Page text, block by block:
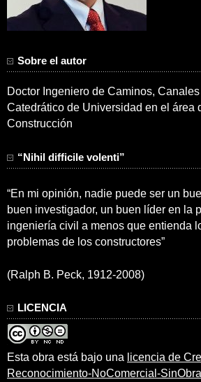
Sobre el autor
Doctor Ingeniero de Caminos,
Catedrático de Universidad en el área
Construcción
“Nihil difficile volenti”
“En mi opinión, nadie puede ser un
buen investigador, un buen líder en la
ingeniería civil a menos que entienda
problemas de los constructores”
(Ralph B. Peck, 1912-2008)
LICENCIA
Esta obra está bajo una licencia de
Reconocimiento-NoComercial-